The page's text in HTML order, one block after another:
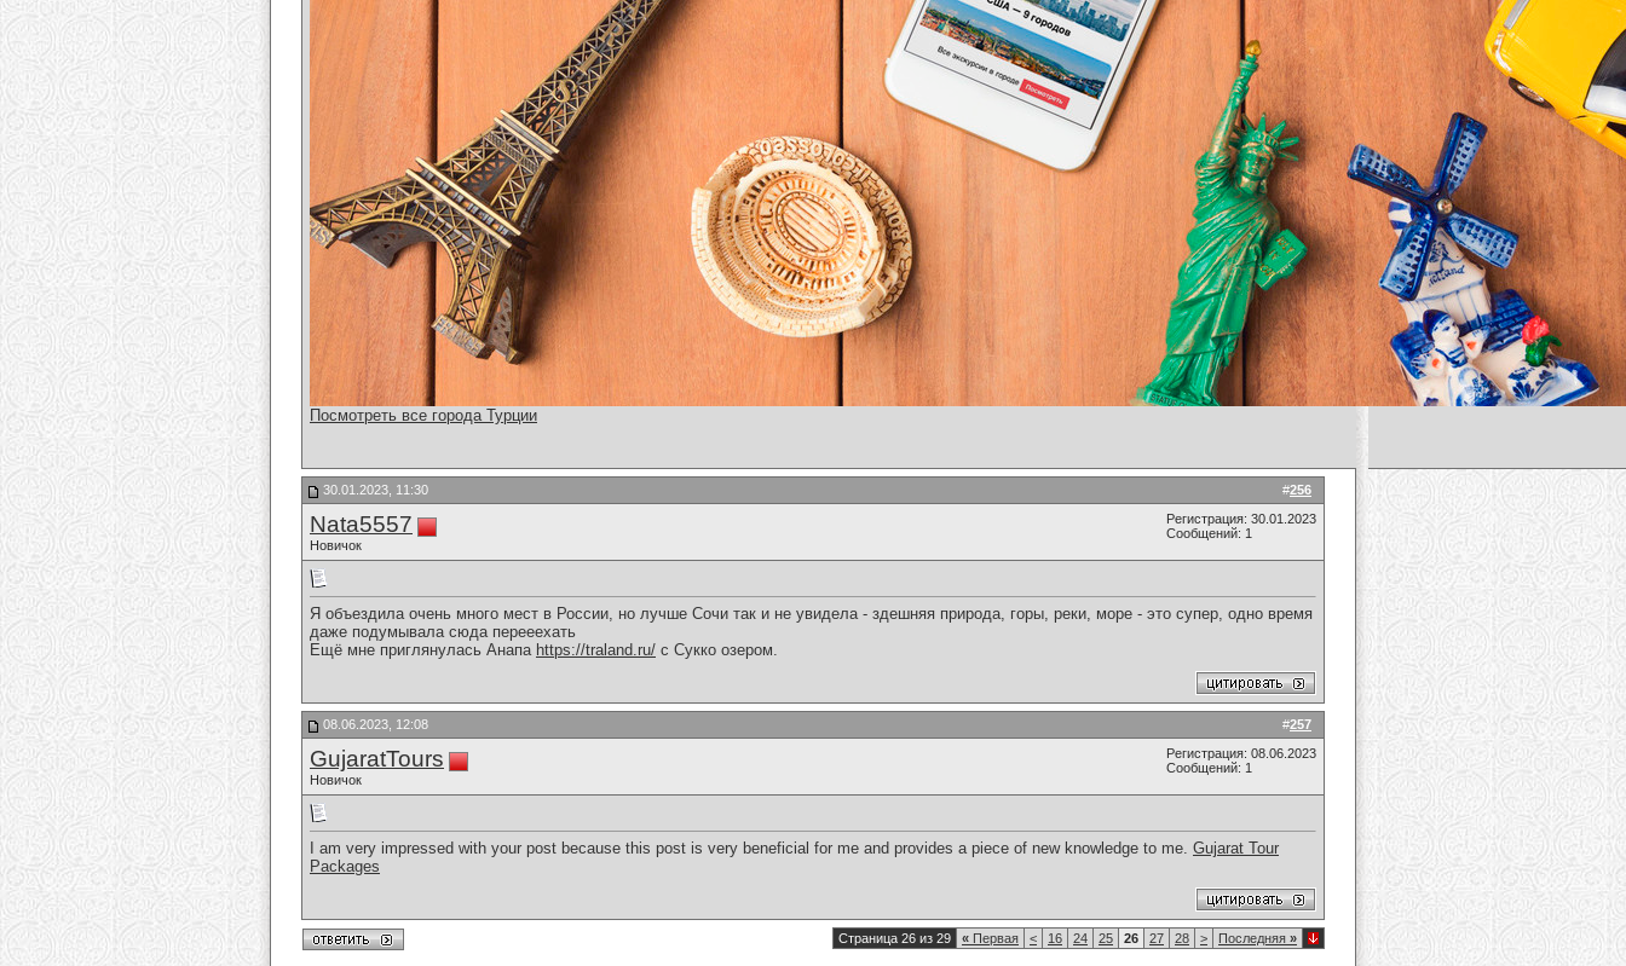
Посмотреть все города Турции
#256
30.01.2023, 11:30
Nata5557
Новичок
Регистрация: 30.01.2023
Сообщений: 1
Я объездила очень много мест в России, но лучше Сочи так и не увидела - здешняя природа, горы, реки, море - это супер, одно время
даже подумывала сюда перееехать
Ещё мне приглянулась Анапа https://traland.ru/ с Сукко озером.
#257
08.06.2023, 12:08
GujaratTours
Новичок
Регистрация: 08.06.2023
Сообщений: 1
I am very impressed with your post because this post is very beneficial for me and provides a piece of new knowledge to me. Gujarat Tour
Packages
Страница 26 из 29 « Первая < 16 24 25 26 27 28 > Последняя »